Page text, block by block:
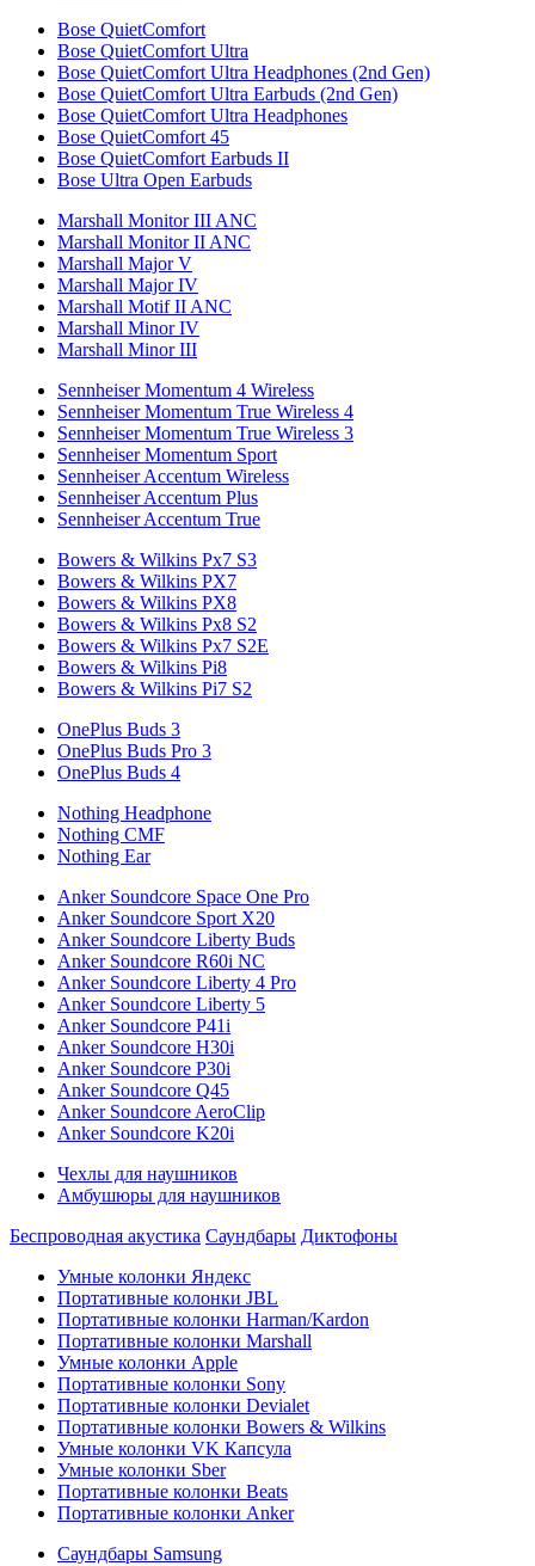
Bose QuietComfort
Bose QuietComfort Ultra
Bose QuietComfort Ultra Headphones (2nd Gen)
Bose QuietComfort Ultra Earbuds (2nd Gen)
Bose QuietComfort Ultra Headphones
Bose QuietComfort 45
Bose QuietComfort Earbuds II
Bose Ultra Open Earbuds
Marshall Monitor III ANC
Marshall Monitor II ANC
Marshall Major V
Marshall Major IV
Marshall Motif II ANC
Marshall Minor IV
Marshall Minor III
Sennheiser Momentum 4 Wireless
Sennheiser Momentum True Wireless 4
Sennheiser Momentum True Wireless 3
Sennheiser Momentum Sport
Sennheiser Accentum Wireless
Sennheiser Accentum Plus
Sennheiser Accentum True
Bowers & Wilkins Px7 S3
Bowers & Wilkins PX7
Bowers & Wilkins PX8
Bowers & Wilkins Px8 S2
Bowers & Wilkins Px7 S2E
Bowers & Wilkins Pi8
Bowers & Wilkins Pi7 S2
OnePlus Buds 3
OnePlus Buds Pro 3
OnePlus Buds 4
Nothing Headphone
Nothing CMF
Nothing Ear
Anker Soundcore Space One Pro
Anker Soundcore Sport X20
Anker Soundcore Liberty Buds
Anker Soundcore R60i NC
Anker Soundcore Liberty 4 Pro
Anker Soundcore Liberty 5
Anker Soundcore P41i
Anker Soundcore H30i
Anker Soundcore P30i
Anker Soundcore Q45
Anker Soundcore AeroClip
Anker Soundcore K20i
Чехлы для наушников
Амбушюры для наушников
Беспроводная акустика Саундбары Диктофоны
Умные колонки Яндекс
Портативные колонки JBL
Портативные колонки Harman/Kardon
Портативные колонки Marshall
Умные колонки Apple
Портативные колонки Sony
Портативные колонки Devialet
Портативные колонки Bowers & Wilkins
Умные колонки VK Капсула
Умные колонки Sber
Портативные колонки Beats
Портативные колонки Anker
Саундбары Samsung